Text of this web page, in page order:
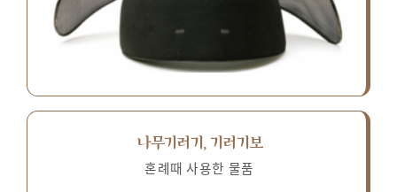
나무기러기, 기러기보
혼례때 사용한 물품